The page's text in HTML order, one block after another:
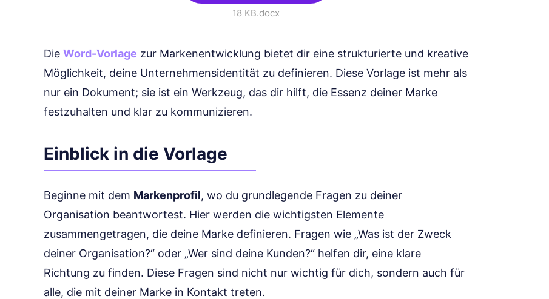
18 KB.docx
Die Word-Vorlage zur Markenentwicklung bietet dir eine strukturierte und kreative
Möglichkeit, deine Unternehmensidentität zu definieren. Diese Vorlage ist mehr als
nur ein Dokument; sie ist ein Werkzeug, das dir hilft, die Essenz deiner Marke
festzuhalten und klar zu kommunizieren.
Einblick in die Vorlage
Beginne mit dem Markenprofil, wo du grundlegende Fragen zu deiner
Organisation beantwortest. Hier werden die wichtigsten Elemente
zusammengetragen, die deine Marke definieren. Fragen wie „Was ist der Zweck
deiner Organisation?“ oder „Wer sind deine Kunden?“ helfen dir, eine klare
Richtung zu finden. Diese Fragen sind nicht nur wichtig für dich, sondern auch für
alle, die mit deiner Marke in Kontakt treten.